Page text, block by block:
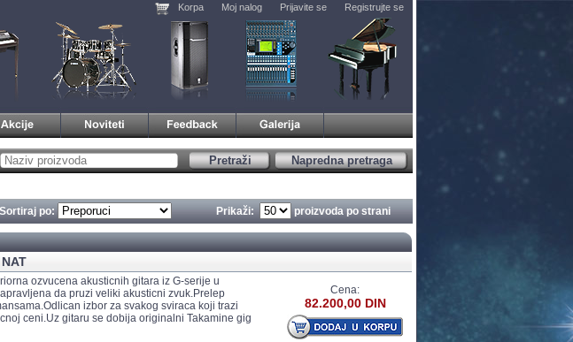
Korpa Moj nalog Prijavite se Registrujte se
Napredna pretraga
Pretraži
Prikaži: proizvoda po strani
Sortiraj po:
ozvucena akusticnih gitara iz G-serije u
da pruzi veliki akusticni zvuk.Prelep
izbor za svakog sviraca koji trazi
ceni.Uz gitaru se dobija originalni Takamine gig
Cena:
82.200,00 DIN